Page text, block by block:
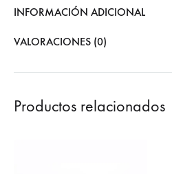
INFORMACIÓN ADICIONAL
VALORACIONES (0)
Productos relacionados